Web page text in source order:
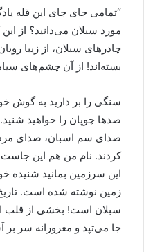
“تمامی جای جای این قله
مورد سبلان می‌دانید؟ از
چادر‌های سبلان، از زیبا
بسته‌اند! از آن چشم‌ها‌ی
سنگی را بر دارید به گوش
صدها چوپان را خواهید
صدای سم اسبان، صدای
کردند. نام من هم این
این سرزمین بمانید شنیده
زمین نوشته شده است.
سبلان است! بخشی از قلب
جا می‌تپد و مغرورانه سر